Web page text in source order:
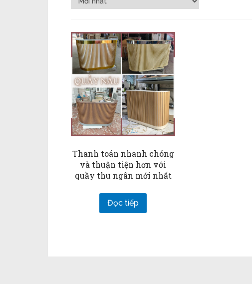
Thanh toán nhanh chóng
và thuận tiện hơn với
quầy thu ngân mới nhất
Đọc tiếp